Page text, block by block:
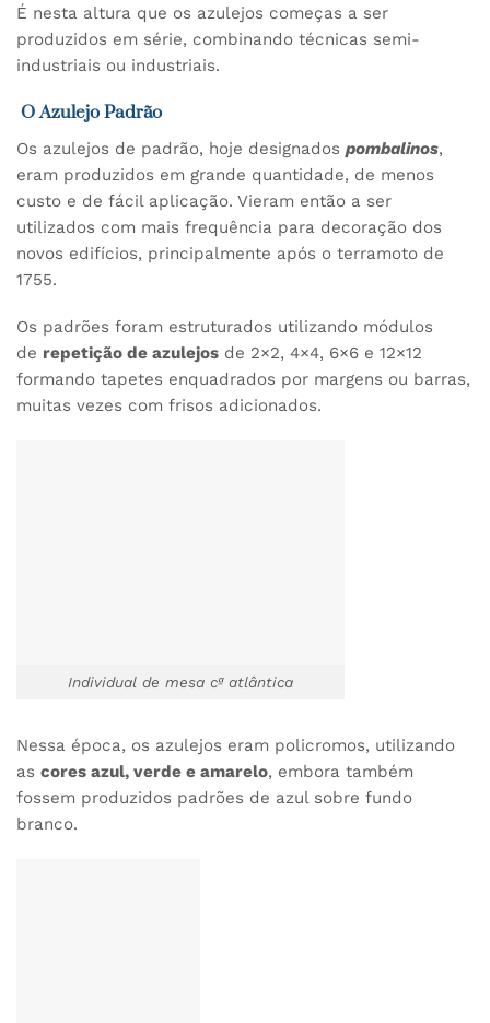
É nesta altura que os azulejos começas a ser
produzidos em série, combinando técnicas semi-
industriais ou industriais.
O Azulejo Padrão
Os azulejos de padrão, hoje designados pombalinos,
eram produzidos em grande quantidade, de menos
custo e de fácil aplicação. Vieram então a ser
utilizados com mais frequência para decoração dos
novos edifícios, principalmente após o terramoto de
1755.
Os padrões foram estruturados utilizando módulos
de repetição de azulejos de 2×2, 4×4, 6×6 e 12×12
formando tapetes enquadrados por margens ou barras,
muitas vezes com frisos adicionados.
Individual de mesa cª atlântica
Nessa época, os azulejos eram policromos, utilizando
as cores azul, verde e amarelo, embora também
fossem produzidos padrões de azul sobre fundo
branco.